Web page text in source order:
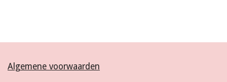
Algemene voorwaarden